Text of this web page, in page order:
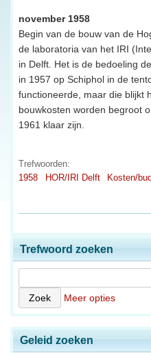
november 1958
Begin van de bouw van de
de laboratoria van het IRI
in Delft. Het is de bedoeling
in 1957 op Schiphol in de
functioneerde, maar die blijkt
bouwkosten worden begroot
1961 klaar zijn.
Trefwoorden:
1958
HOR/IRI Delft Kosten/
Trefwoord zoeken
Meer opties
Geleid zoeken